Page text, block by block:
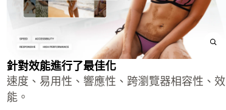
針對效能進行了最佳化
速度、易用性、響應性、跨瀏覽器相容性、效
能。